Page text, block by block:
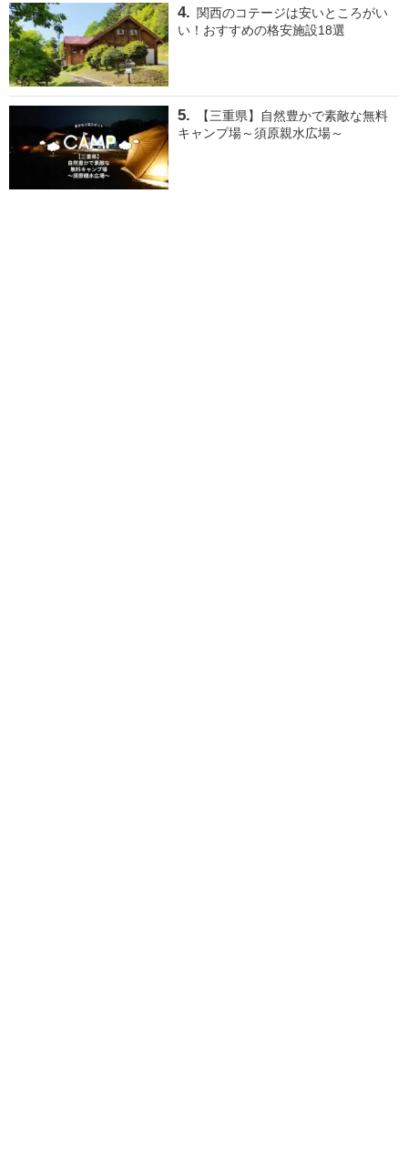
関西のコテージは安いところがい
い！おすすめの格安施設18選
【三重県】自然豊かで素敵な無料
キャンプ場～須原親水広場～